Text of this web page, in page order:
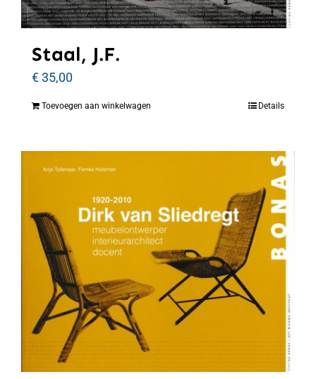
Staal, J.F.
€35,00
Toevoegen aan winkelwagen Details